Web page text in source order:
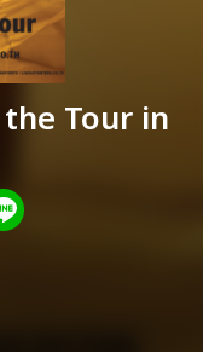
the Tour in